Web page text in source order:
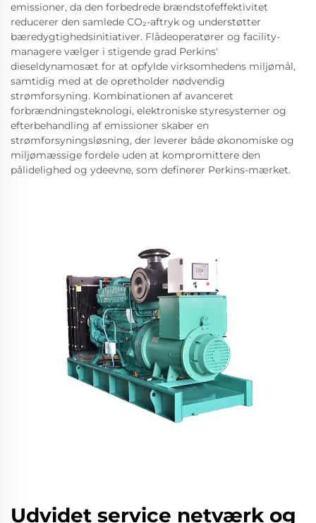
emissioner, da den forbedrede brændstofeffektivitet
reducerer den samlede CO₂-aftryk og understøtter
bæredygtighedsinitiativer. Flådeoperatører og facility-
managere vælger i stigende grad Perkins'
dieseldynamosæt for at opfylde virksomhedens miljømål,
samtidig med at de opretholder nødvendig
strømforsyning. Kombinationen af avanceret
forbrændningsteknologi, elektroniske styresystemer og
efterbehandling af emissioner skaber en
strømforsyningsløsning, der leverer både økonomiske og
miljømæssige fordele uden at kompromittere den
pålidelighed og ydeevne, som definerer Perkins-mærket.
Udvidet service netværk og